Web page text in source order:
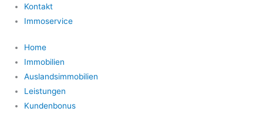
Kontakt
Immoservice
Home
Immobilien
Auslandsimmobilien
Leistungen
Kundenbonus